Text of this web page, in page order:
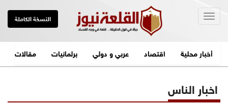
النسخة الكاملة
أخبار محلية اقتصاد عربي و دولي برلمانيات مقالات
اخبار الناس